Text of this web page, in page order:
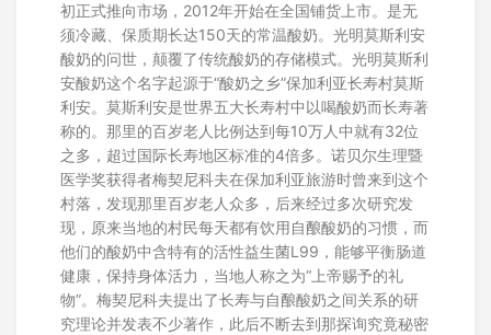
初正式推向市场，2012年开始在全国铺货上市。是无
须冷藏、保质期长达150天的常温酸奶。光明莫斯利安
酸奶的问世，颠覆了传统酸奶的存储模式。光明莫斯利
安酸奶这个名字起源于“酸奶之乡”保加利亚长寿村莫斯
利安。莫斯利安是世界五大长寿村中以喝酸奶而长寿著
称的。那里的百岁老人比例达到每10万人中就有32位
之多，超过国际长寿地区标准的4倍多。诺贝尔生理暨
医学奖获得者梅契尼科夫在保加利亚旅游时曾来到这个
村落，发现那里百岁老人众多，后来经过多次研究发
现，原来当地的村民每天都有饮用自酿酸奶的习惯，而
他们的酸奶中含特有的活性益生菌L99，能够平衡肠道
健康，保持身体活力，当地人称之为“上帝赐予的礼
物”。梅契尼科夫提出了长寿与自酿酸奶之间关系的研
究理论并发表不少著作，此后不断去到那探询究竟秘密